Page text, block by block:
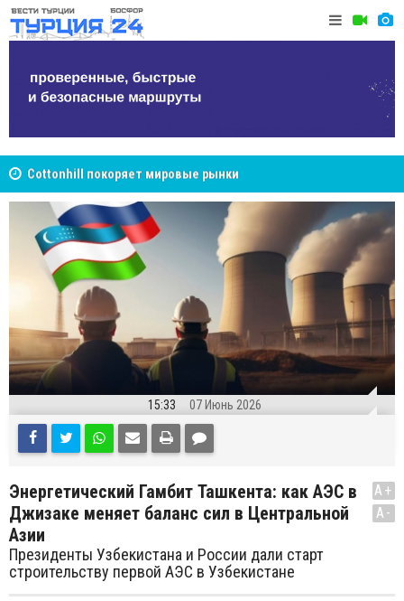
Cottonhill покоряет мировые рынки
Стамбуле
15:33 07 Июнь 2026
Энергетический Гамбит Ташкента: как АЭС в
Джизаке меняет баланс сил в Центральной
Азии
Президенты Узбекистана и России дали старт
строительству первой АЭС в Узбекистане
A+
A-